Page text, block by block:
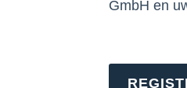
GmbH en